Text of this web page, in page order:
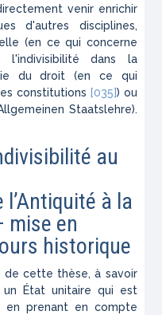
venir enrichir
d'autres disciplines,
(en ce qui concerne
l'indivisibilité dans la
du droit (en ce qui
constitutions [035]) ou
Staatslehre).
au
à la
mise en
historique
de cette thèse, à savoir
État unitaire qui est
en prenant en compte